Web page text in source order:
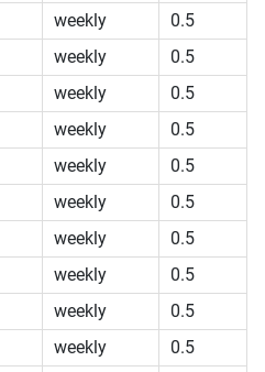
weekly
0.5
weekly
0.5
weekly
0.5
weekly
0.5
weekly
0.5
weekly
0.5
weekly
0.5
weekly
0.5
weekly
0.5
weekly
0.5